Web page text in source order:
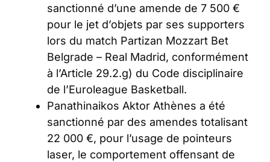
sanctionné d’une amende de 7 500 €
pour le jet d’objets par ses supporters
lors du match Partizan Mozzart Bet
Belgrade – Real Madrid, conformément
à l’Article 29.2.g) du Code disciplinaire
de l’Euroleague Basketball.
Panathinaikos Aktor Athènes a été
sanctionné par des amendes totalisant
22 000 €, pour l’usage de pointeurs
laser, le comportement offensant de